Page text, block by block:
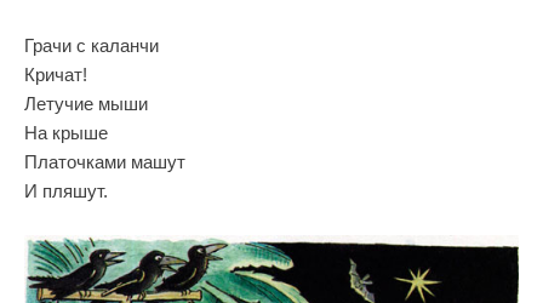
Грачи с каланчи
Кричат!
Летучие мыши
На крыше
Платочками машут
И пляшут.